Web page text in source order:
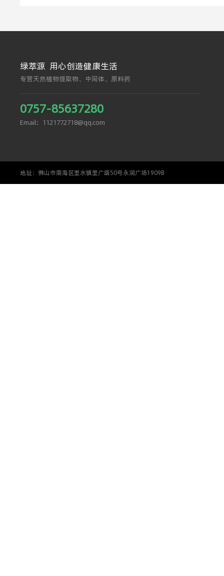
绿萃源 用心创造健康生活
专营天然植物提取物、中间体、原料药
0757-85637280
Email：1121772718@qq.com
地址：佛山市南海区里水镇里广路50号永润广场1909B